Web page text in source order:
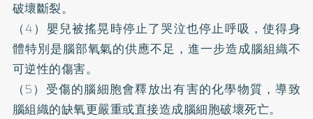
破壞斷裂。
（4）嬰兒被搖晃時停止了哭泣也停止呼吸，使得身
體特別是腦部氧氣的供應不足，進一步造成腦組織不
可逆性的傷害。
（5）受傷的腦細胞會釋放出有害的化學物質，導致
腦組織的缺氧更嚴重或直接造成腦細胞破壞死亡。